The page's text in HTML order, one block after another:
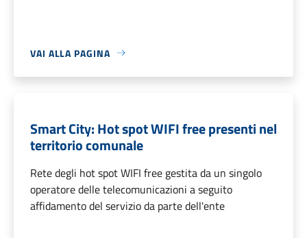
VAI ALLA PAGINA
Smart City: Hot spot WIFI free presenti nel
territorio comunale
Rete degli hot spot WIFI free gestita da un singolo
operatore delle telecomunicazioni a seguito
affidamento del servizio da parte dell'ente